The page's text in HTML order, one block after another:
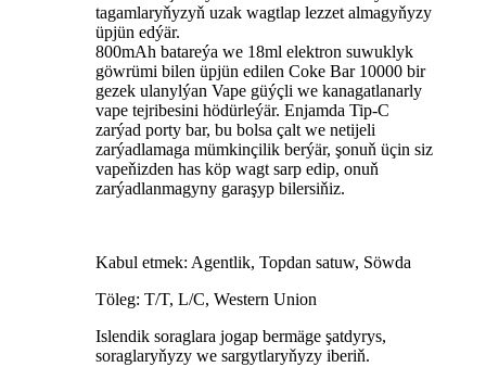
tagamlaryňyzyň uzak wagtlap lezzet almagyňyzy
üpjün edýär.
800mAh batareýa we 18ml elektron suwuklyk
göwrümi bilen üpjün edilen Coke Bar 10000 bir
gezek ulanylýan Vape güýçli we kanagatlanarly
vape tejribesini hödürleýär. Enjamda Tip-C
zarýad porty bar, bu bolsa çalt we netijeli
zarýadlamaga mümkinçilik berýär, şonuň üçin siz
vapeňizden has köp wagt sarp edip, onuň
zarýadlanmagyny garaşyp bilersiňiz.
Kabul etmek: Agentlik, Topdan satuw, Söwda
Töleg: T/T, L/C, Western Union
Islendik soraglara jogap bermäge şatdyrys,
soraglaryňyzy we sargytlaryňyzy iberiň.